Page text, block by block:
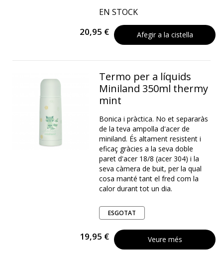
EN STOCK
20,95 € Afegir a la cistella
Termo per a líquids
Miniland 350ml thermy
mint
Bonica i pràctica. No et separaràs
de la teva ampolla d'acer de
miniland. És altament resistent i
eficaç gràcies a la seva doble
paret d'acer 18/8 (acer 304) i la
seva càmera de buit, per la qual
cosa manté tant el fred com la
calor durant tot un dia.
ESGOTAT
19,95 € Veure més